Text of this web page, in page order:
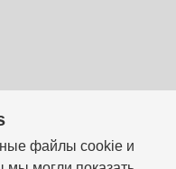
файлы cookie и